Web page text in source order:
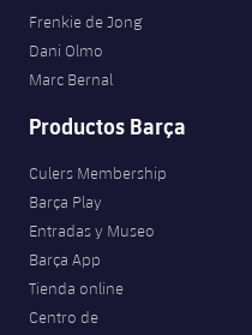
Frenkie de Jong
Dani Olmo
Marc Bernal
Productos Barça
Culers Membership
Barça Play
Entradas y Museo
Barça App
Tienda online
Centro de